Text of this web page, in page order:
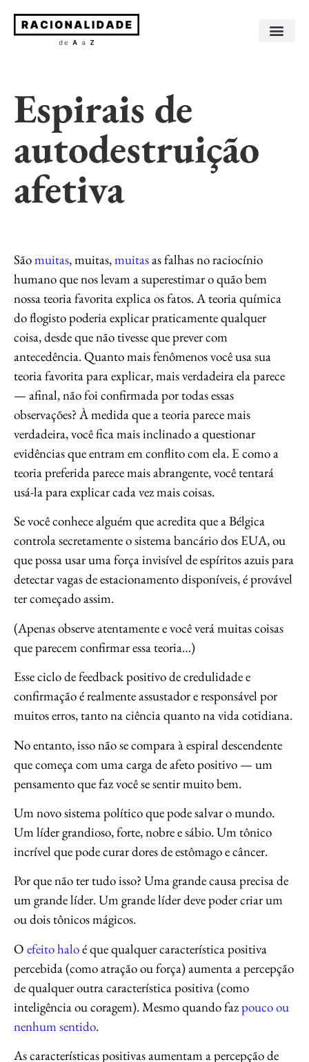
Espirais de
autodestruição
afetiva
Sãomuitas, muitas,muitasas falhas no raciocínio
humano que nos levam a superestimar o quão bem
nossa teoria favorita explica os fatos. A teoria química
do flogisto poderia explicar praticamente qualquer
coisa, desde que não tivesse que prever com
antecedência. Quanto mais fenômenos você usa sua
teoria favorita para explicar, mais verdadeira ela parece
— afinal, não foi confirmada por todas essas
observações? À medida que a teoria parece mais
verdadeira, você fica mais inclinado a questionar
evidências que entram em conflito com ela. E como a
teoria preferida parece mais abrangente, você tentará
usá-la para explicar cada vez mais coisas.
Se você conhece alguém que acredita que a Bélgica
controla secretamente o sistema bancário dos EUA, ou
que possa usar uma força invisível de espíritos azuis para
detectar vagas de estacionamento disponíveis, é provável
ter começado assim.
(Apenas observe atentamente e você verá muitas coisas
que parecem confirmar essa teoria…)
Esse ciclo de feedback positivo de credulidade e
confirmação é realmente assustador e responsável por
muitos erros, tanto na ciência quanto na vida cotidiana.
No entanto, isso não se compara à espiral descendente
que começa com uma carga de afeto positivo — um
pensamento que faz você se sentir muito bem.
Um novo sistema político que pode salvar o mundo.
Um líder grandioso, forte, nobre e sábio. Um tônico
incrível que pode curar dores de estômago e câncer.
Por que não ter tudo isso? Uma grande causa precisa de
um grande líder. Um grande líder deve poder criar um
ou dois tônicos mágicos.
O efeito haloé que qualquer característica positiva
percebida (como atração ou força) aumenta a percepção
de qualquer outra característica positiva (como
inteligência ou coragem). Mesmo quando fazpouco ou
nenhum sentido.
As características positivas aumentam a percepção de